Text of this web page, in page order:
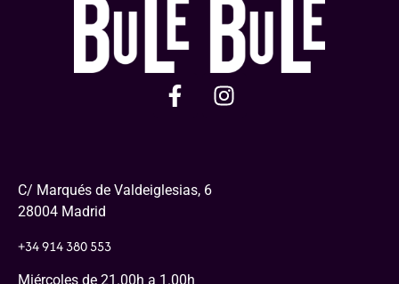
C/ Marqués de Valdeiglesias, 6
28004 Madrid
+34 914 380 553
Miércoles de 21.00h a 1.00h